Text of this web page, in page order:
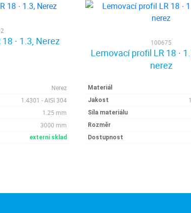
· 1.3, Nerez
Nerez
1.4301 - AISI 304
1.25 mm
3000 mm
externí sklad
100675
Lemovací profil LR 18 ·
nerez
Materiál
Jakost
Síla materiálu
Rozměr
Dostupnost